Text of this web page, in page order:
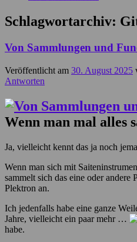
Schlagwortarchiv:
Von Sammlungen und
Veröffentlicht am 30. August 2025
Antworten
Wenn man mal alles
Ja, vielleicht kennt das ja noch
Wenn man sich mit
sammelt sich das eine oder andere
Plektron an.
Ich jedenfalls habe eine ganze
Jahre, vielleicht ein paar mehr …
habe.